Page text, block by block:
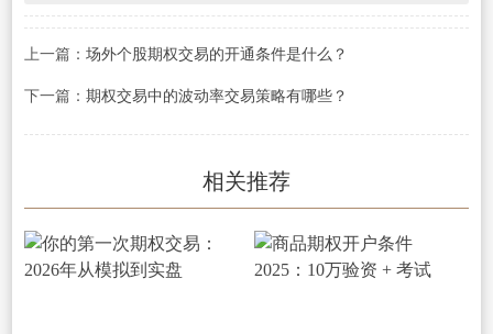
上一篇： 场外个股期权交易的开通条件是什么？
下一篇： 期权交易中的波动率交易策略有哪些？
相关推荐